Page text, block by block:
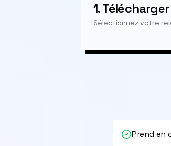
1.Télécharger
Sélectionnez votre
Prend en